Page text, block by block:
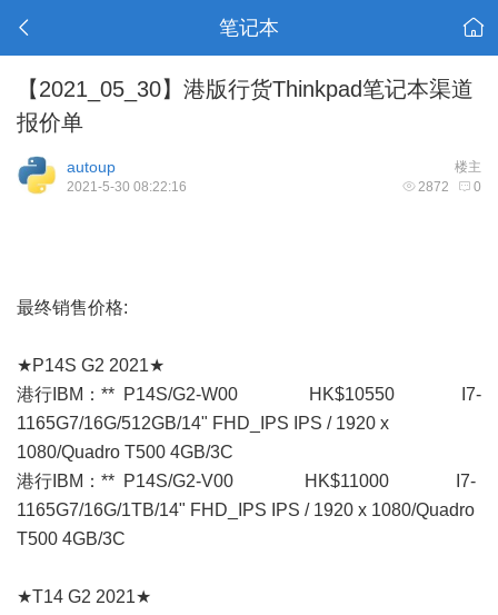
笔记本
【2021_05_30】港版行货Thinkpad笔记本渠道
报价单
楼主
autoup
2872 0
2021-5-30 08:22:16
最终销售价格:
★P14S G2 2021★
港行IBM：** P14S/G2-W00 HK$10550 I7-
1165G7/16G/512GB/14" FHD_IPS IPS / 1920 x
1080/Quadro T500 4GB/3C
港行IBM：** P14S/G2-V00 HK$11000 I7-
1165G7/16G/1TB/14" FHD_IPS IPS / 1920 x 1080/Quadro
T500 4GB/3C
★T14 G2 2021★